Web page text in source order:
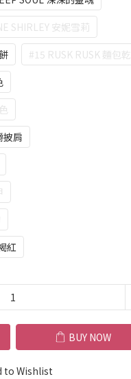
SHIRLEY 安妮雪莉
#15 RUSK RUSK 麵包乾
披肩
紅
BUY NOW
to Wishlist